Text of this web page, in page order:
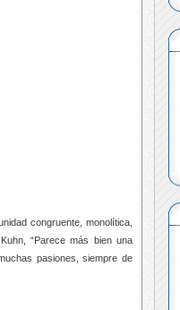
congruente, monolítica,
“Parece más bien una
pasiones, siempre de